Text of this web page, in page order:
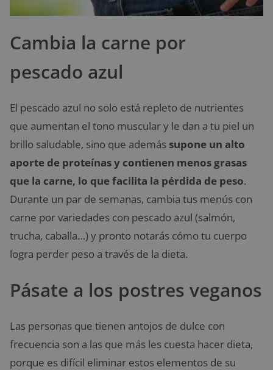
Cambia la carne por
pescado azul
El pescado azul no solo está repleto de nutrientes
que aumentan el tono muscular y le dan a tu piel un
brillo saludable, sino que además supone un alto
aporte de proteínas y contienen menos grasas
que la carne, lo que facilita la pérdida de peso.
Durante un par de semanas, cambia tus menús con
carne por variedades con pescado azul (salmón,
trucha, caballa…) y pronto notarás cómo tu cuerpo
logra perder peso a través de la dieta.
Pásate a los postres veganos
Las personas que tienen antojos de dulce con
frecuencia son a las que más les cuesta hacer dieta,
porque es difícil eliminar estos elementos de su